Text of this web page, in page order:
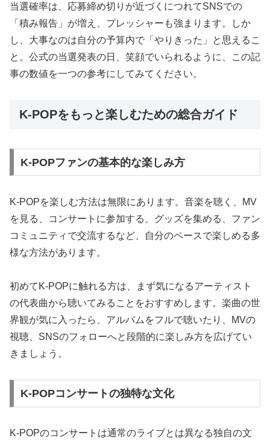
当選確率は、応募締め切りが近づくにつれてSNSでの
「積み報告」が増え、プレッシャーも強まります。しか
し、大事なのは自分の予算内で「やりきった」と思えるこ
と。公式の当選発表の日、笑顔でいられるように、この記
事の数値を一つの参考にしてみてください。
K-POPをもっと楽しむための総合ガイド
K-POPファンの基本的な楽しみ方
K-POPを楽しむ方法は無限にあります。音楽を聴く、MV
を見る、コンサートに参加する、グッズを集める、ファン
コミュニティで交流するなど、自分のペースで楽しめる多
様な方法があります。
初めてK-POPに触れる方は、まず気になるアーティスト
の代表曲から聴いてみることをおすすめします。楽曲の世
界観が気に入ったら、アルバムをフルで聴いたり、MVの
視聴、SNSのフォローへと段階的に楽しみ方を広げてい
きましょう。
K-POPコンサートの独特な文化
K-POPのコンサートは通常のライブとは異なる独自の文